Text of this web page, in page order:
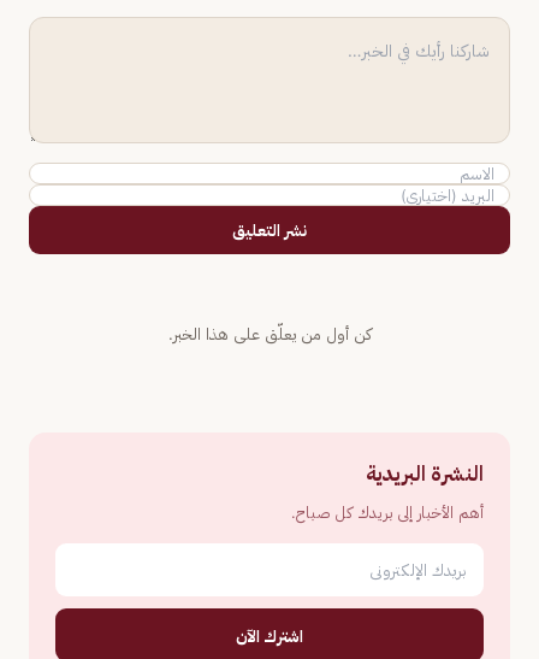
نشر التعليق
كن أول من يعلّق على هذا الخبر.
النشرة البريدية
أهم الأخبار إلى بريدك كل صباح.
اشترك الآن